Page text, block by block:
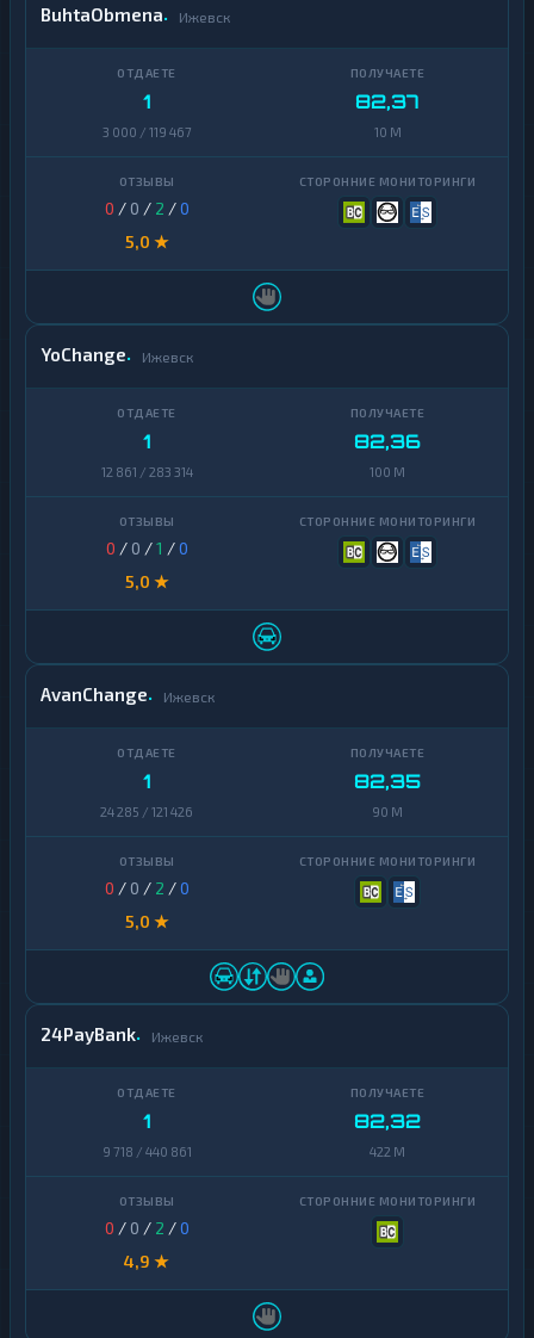
BuhtaObmena Ижевск
1
3 000 / 119 467
82,37
10 M
0 / 0 / 2 /0
5,0 ★
YoChange Ижевск
1
12 861 / 283 314
82,36
100 M
0 / 0 /1 /0
5,0 ★
AvanChange Ижевск
1
24 285 / 121 426
82,35
90 M
0 / 0 / 2 /0
5,0 ★
24PayBank Ижевск
1
9 718 / 440 861
82,32
422 M
0 / 0 / 2 /0
4,9 ★